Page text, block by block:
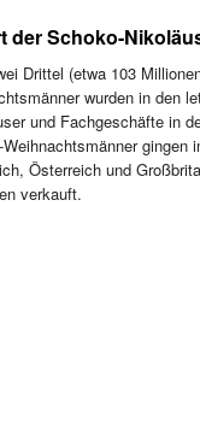
der Schoko-
Drittel (etwa 103
wurden in den
und Fachgeschäfte in
gingen
Österreich und
verkauft.